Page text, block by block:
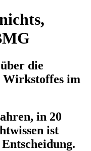
die
Wirkstoffes im
in 20
ist